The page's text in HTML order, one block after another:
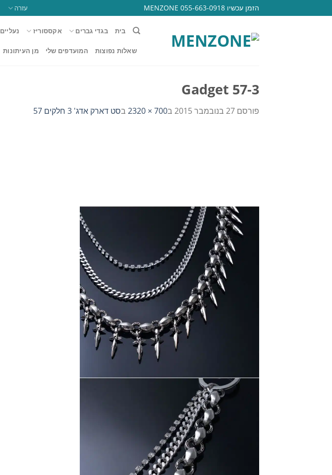
to
הזמן עכשיו 055-663-0918 MENZONE עזרה
בית בגדי גברים אקססוריז נעליים
שאלות נפוצות המועדפים שלי מן העיתונות
Gadget 57-3
פורסם 27 בנובמבר 2015 ב700 × 2320 בסט דארק אדג' 3 חלקים 57